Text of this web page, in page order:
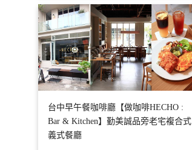
台中早午餐咖啡廳【做咖啡HECHO :
Bar & Kitchen】勤美誠品旁老宅複合式
義式餐廳